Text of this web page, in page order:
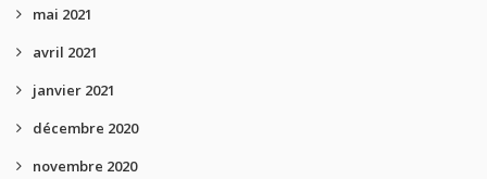
mai 2021
avril 2021
janvier 2021
décembre 2020
novembre 2020